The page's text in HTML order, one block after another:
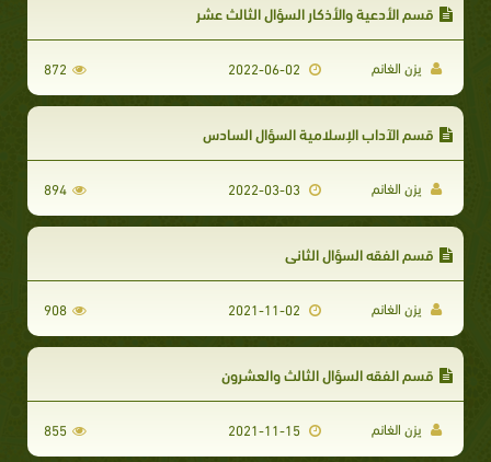
قسم الأدعية والأذكار السؤال الثالث عشر
يزن الغانم 872
قسم الآداب الإسلامية السؤال السادس
يزن الغانم 2022-03-03
894
قسم الفقه السؤال الثاني
يزن الغانم 908
قسم الفقه السؤال الثالث والعشرون
يزن الغانم 2021-11-15
855